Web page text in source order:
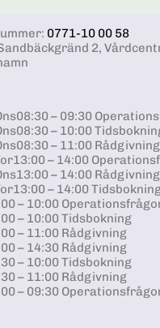
0771-10 00 58
2,
08:30 – 09:30
08:30 – 10:00
08:30 – 11:00 Rådgivning
13:00 – 14:00
13:00 – 14:00 Rådgivning
13:00 – 14:00
– 10:00
– 10:00 Tidsbokning
– 11:00 Rådgivning
– 14:30 Rådgivning
– 10:00 Tidsbokning
– 11:00 Rådgivning
– 09:30